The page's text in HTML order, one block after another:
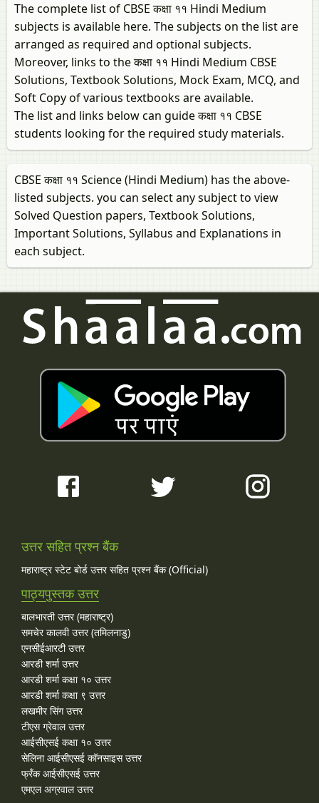
The complete list of CBSE कक्षा ११ Hindi Medium
subjects is available here. The subjects on the list are
arranged as required and optional subjects.
Moreover, links to the कक्षा ११ Hindi Medium CBSE
Solutions, Textbook Solutions, Mock Exam, MCQ, and
Soft Copy of various textbooks are available.
The list and links below can guide कक्षा ११ CBSE
students looking for the required study materials.
CBSE कक्षा ११ Science (Hindi Medium) has the above-
listed subjects. you can select any subject to view
Solved Question papers, Textbook Solutions,
Important Solutions, Syllabus and Explanations in
each subject.
उत्तर सहित प्रश्न बैंक
महाराष्ट्र स्टेट बोर्ड उत्तर सहित प्रश्न बैंक (Official)
पाठ्यपुस्तक उत्तर
बालभारती उत्तर (महाराष्ट्र)
समचेर कालवी उत्तर (तमिलनाडु)
एनसीईआरटी उत्तर
आरडी शर्मा उत्तर
आरडी शर्मा कक्षा १० उत्तर
आरडी शर्मा कक्षा ९ उत्तर
लखमीर सिंग उत्तर
टीएस ग्रेवाल उत्तर
आईसीएसई कक्षा १० उत्तर
सेलिना आईसीएसई कॉनसाइस उत्तर
फ्रँक आईसीएसई उत्तर
एमएल अग्रवाल उत्तर